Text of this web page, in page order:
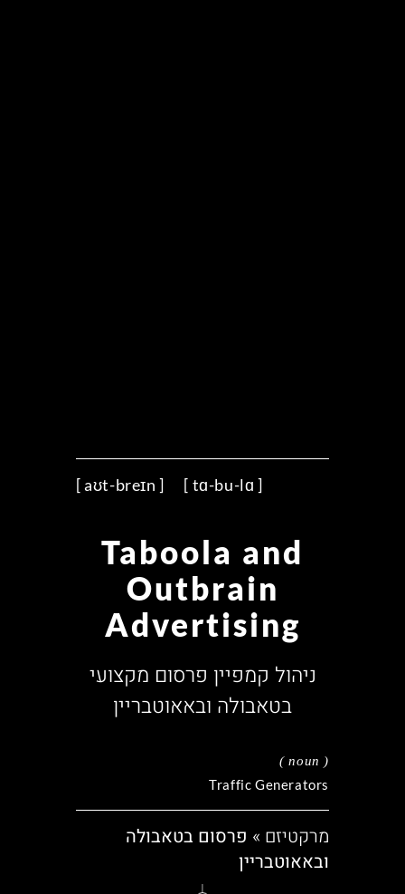
[ tɑ-bu-lɑ ] [ aʊt-breɪn ]
Taboola and
Outbrain
Advertising
ניהול קמפיין פרסום מקצועי
בטאבולה ובאאוטבריין
( noun )
Traffic Generators
מרקטיזם » פרסום בטאבולה
ובאאוטבריין